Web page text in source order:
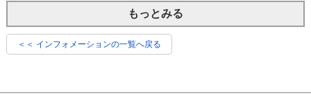
もっとみる
＜＜ インフォメーションの一覧へ戻る